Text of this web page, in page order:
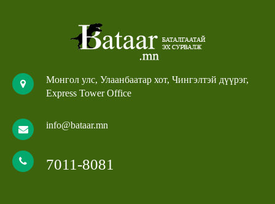
Монгол улс, Улаанбаатар хот, Чингэлтэй дүүрэг,
Express Tower Office
info@bataar.mn
7011-8081